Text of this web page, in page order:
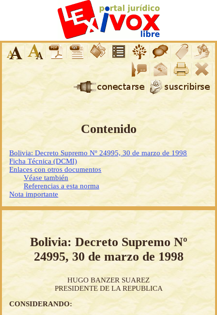
Contenido
Bolivia: Decreto Supremo Nº 24995, 30 de marzo de 1998
Ficha Técnica (DCMI)
Enlaces con otros documentos
Véase también
Referencias a esta norma
Nota importante
Bolivia: Decreto Supremo Nº
24995, 30 de marzo de 1998
HUGO BANZER SUAREZ
PRESIDENTE DE LA REPUBLICA
CONSIDERANDO: